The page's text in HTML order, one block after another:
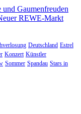
und Gaumenfreuden
REWE-Markt
Deutschland Estrel
Konzert Künstler
Sommer Spandau Stars in